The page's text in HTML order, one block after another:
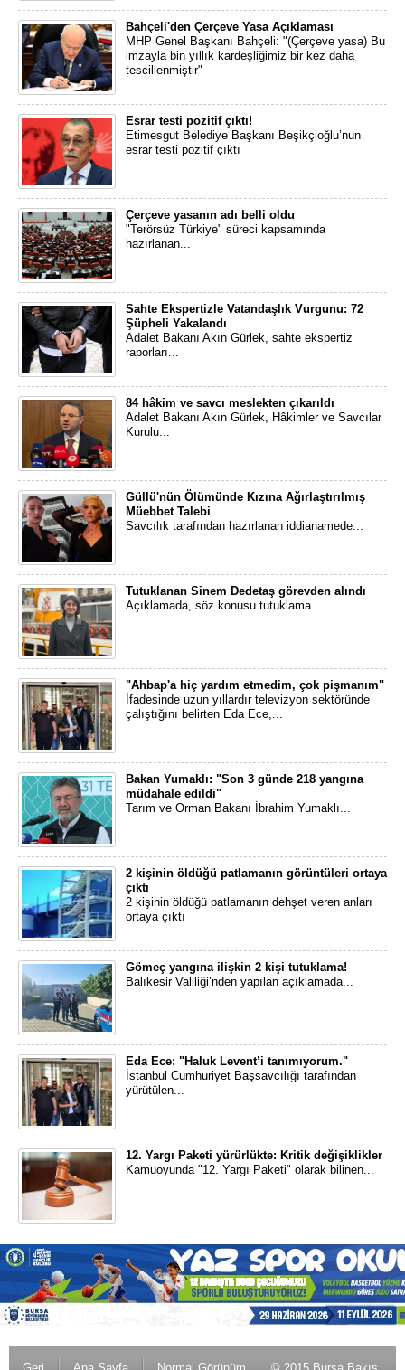
Bahçeli'den Çerçeve Yasa Açıklaması
MHP Genel Başkanı Bahçeli: "(Çerçeve yasa) Bu
imzayla bin yıllık kardeşliğimiz bir kez daha
tescillenmiştir"
Esrar testi pozitif çıktı!
Etimesgut Belediye Başkanı Beşikçioğlu’nun
esrar testi pozitif çıktı
Çerçeve yasanın adı belli oldu
"Terörsüz Türkiye" süreci kapsamında
hazırlanan...
Sahte Ekspertizle Vatandaşlık Vurgunu: 72
Şüpheli Yakalandı
Adalet Bakanı Akın Gürlek, sahte ekspertiz
raporları...
84 hâkim ve savcı meslekten çıkarıldı
Adalet Bakanı Akın Gürlek, Hâkimler ve Savcılar
Kurulu...
Güllü'nün Ölümünde Kızına Ağırlaştırılmış
Müebbet Talebi
Savcılık tarafından hazırlanan iddianamede...
Tutuklanan Sinem Dedetaş görevden alındı
Açıklamada, söz konusu tutuklama...
"Ahbap'a hiç yardım etmedim, çok pişmanım"
İfadesinde uzun yıllardır televizyon sektöründe
çalıştığını belirten Eda Ece,...
Bakan Yumaklı: "Son 3 günde 218 yangına
müdahale edildi"
Tarım ve Orman Bakanı İbrahim Yumaklı...
2 kişinin öldüğü patlamanın görüntüleri ortaya
çıktı
2 kişinin öldüğü patlamanın dehşet veren anları
ortaya çıktı
Gömeç yangına ilişkin 2 kişi tutuklama!
Balıkesir Valiliği’nden yapılan açıklamada...
Eda Ece: "Haluk Levent’i tanımıyorum."
İstanbul Cumhuriyet Başsavcılığı tarafından
yürütülen...
12. Yargı Paketi yürürlükte: Kritik değişiklikler
Kamuoyunda "12. Yargı Paketi" olarak bilinen...